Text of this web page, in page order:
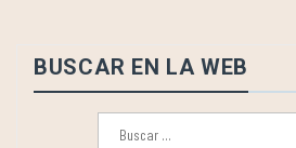
BUSCAR EN LA WEB